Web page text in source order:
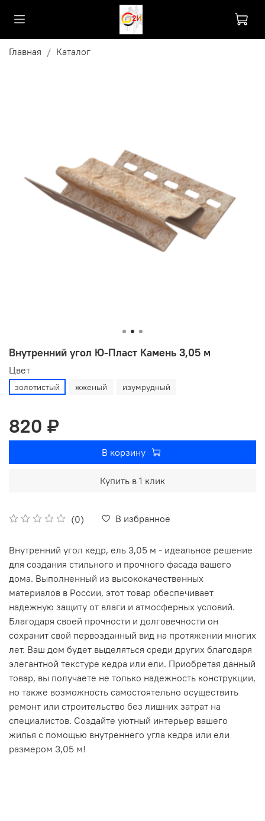
Главная Каталог
Внутренний угол Ю-Пласт Камень 3,05 м
(0) В избранное
Цвет
золотистый жженый изумрудный
820 ₽
В корзину
Купить в 1 клик
Внутренний угол кедр, ель 3,05 м - идеальное решение
для создания стильного и прочного фасада вашего
дома. Выполненный из высококачественных
материалов в России, этот товар обеспечивает
надежную защиту от влаги и атмосферных условий.
Благодаря своей прочности и долговечности он
сохранит свой первозданный вид на протяжении многих
лет. Ваш дом будет выделяться среди других благодаря
элегантной текстуре кедра или ели. Приобретая данный
товар, вы получаете не только надежность конструкции,
но также возможность самостоятельно осуществить
ремонт или строительство без лишних затрат на
специалистов. Создайте уютный интерьер вашего
жилья с помощью внутреннего угла кедра или ели
размером 3,05 м!